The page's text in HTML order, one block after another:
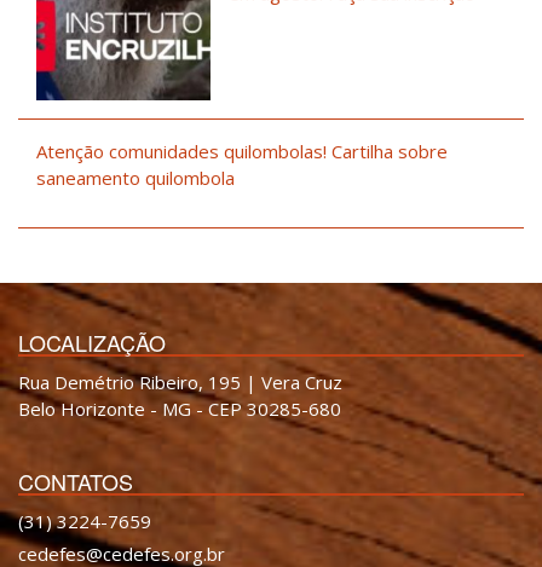
Atenção comunidades quilombolas! Cartilha sobre
saneamento quilombola
LOCALIZAÇÃO
Rua Demétrio Ribeiro, 195 | Vera Cruz
Belo Horizonte - MG - CEP 30285-680
CONTATOS
(31) 3224-7659
cedefes@cedefes.org.br